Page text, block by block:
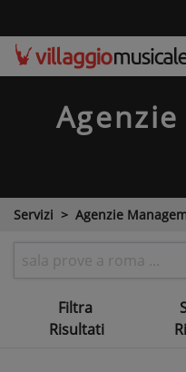
Servizi Agenzie
Filtra
Risultati